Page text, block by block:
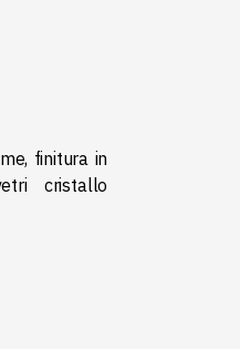
finitura in
cristallo